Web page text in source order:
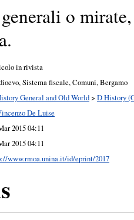
o
in rivista
Sistema fiscale, Comuni, Bergamo
General and Old World> D History
De Luise
2015 04:11
2015 04:11
www.rmoa.unina.it/id/eprint/2017